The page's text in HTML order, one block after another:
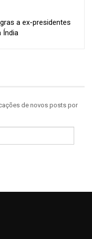
a ex-presidentes
Índia
de novos posts por